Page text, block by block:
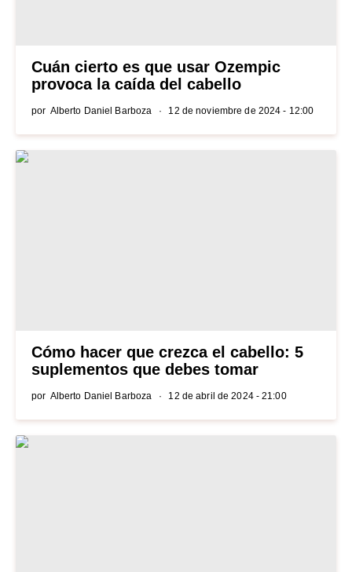
Cuán cierto es que usar Ozempic
provoca la caída del cabello
por Alberto Daniel Barboza 12 de noviembre de 2024 - 12:00
Cómo hacer que crezca el cabello: 5
suplementos que debes tomar
por Alberto Daniel Barboza 12 de abril de 2024 - 21:00